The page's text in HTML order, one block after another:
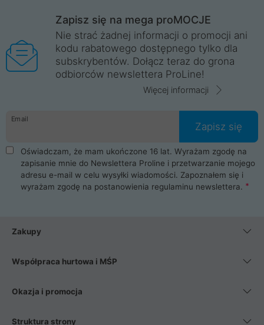
Wrocław, Poznań, Legnica, Katowice, Gliwice, Kalisz, Bytom,
Trzebnica, Opole. Szybka i profesjonalna obsługa!
ProLine to polska firma ze 100% polskim kapitałem. Działamy
legalnie i płacimy podatki w naszym kraju! Posiadamy siedzibę
główną w Mirkowie oraz salony na terenie kraju. Cała
komunikacja ze sklepem komputerowym ProLine jest
danych osobowych. Dlatego zakup notebooka albo laptopa w
ProLine to czysta przyjemność i pełne bezpieczeństwo.
Zaopatrzysz się u nas w akcesoria i części komputerowe
takie jak procesory, karty graficzne, płyty główne, pamięci,
dyski SSD, M.2 oraz HDD. Nasi pracownicy pomogą Ci wybrać
najlepszy zasilacz komputerowy oraz obudowę do komputera.
Poza komputerami mamy również najlepsze na rynku
Smartfony takich producentów jak Xiaomi, Apple, Samsung i
wentylatory. Na koniec mając już to wszystko, możesz
Zapisz się na mega proMOCJE
Nie strać żadnej informacji o promocji ani
kodu rabatowego dostępnego tylko dla
subskrybentów. Dołącz teraz do grona
odbiorców newslettera ProLine!
Więcej informacji
Email
Zapisz się
Oświadczam, że mam ukończone 16 lat. Wyrażam zgodę na
zapisanie mnie do Newslettera Proline i przetwarzanie mojego
adresu e-mail w celu wysyłki wiadomości. Zapoznałem się i
wyrażam zgodę na postanowienia regulaminu newslettera.
Zakupy
Współpraca hurtowa i MŚP
Okazja i promocja
Struktura strony